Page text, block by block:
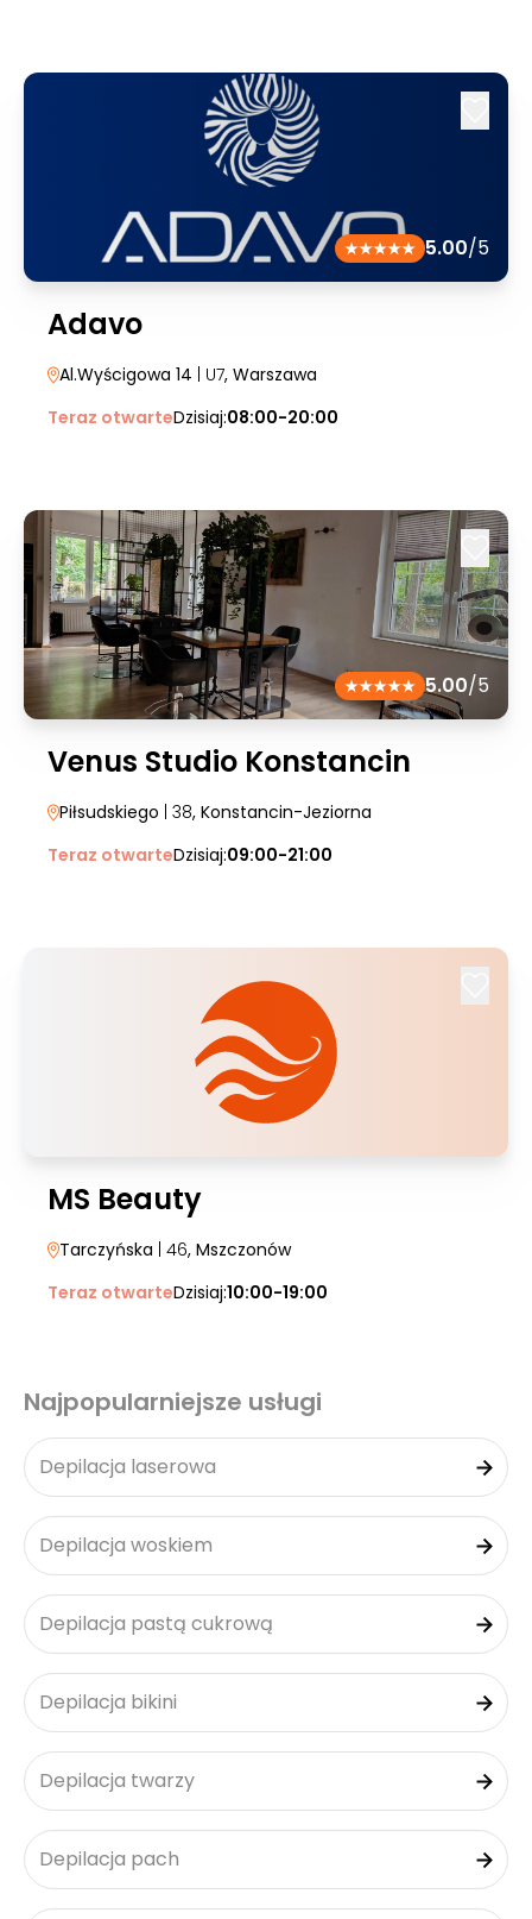
5.00/5
Adavo
Al.Wyścigowa 14 | U7, Warszawa
Teraz otwarteDzisiaj:08:00-20:00
5.00/5
Venus Studio Konstancin
Piłsudskiego | 38, Konstancin-Jeziorna
Teraz otwarteDzisiaj:09:00-21:00
MS Beauty
Tarczyńska | 46, Mszczonów
Teraz otwarteDzisiaj:10:00-19:00
Najpopularniejsze usługi
Depilacja laserowa
Depilacja woskiem
Depilacja pastą cukrową
Depilacja bikini
Depilacja twarzy
Depilacja pach